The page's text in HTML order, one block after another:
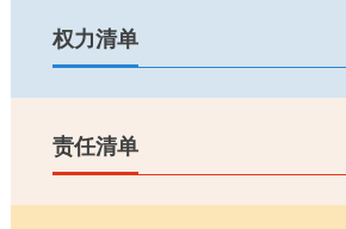
权力清单
责任清单